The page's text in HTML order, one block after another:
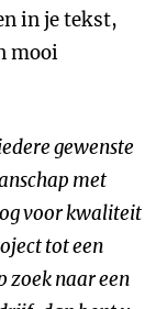
in je tekst,
mooi
gewenste
met
voor kwaliteit
tot een
zoek naar een